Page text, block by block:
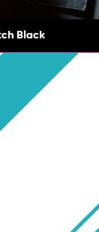
Black